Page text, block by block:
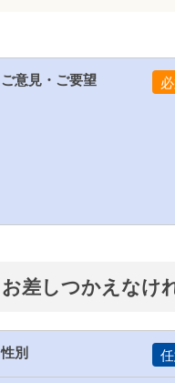
ご意見・ご要望
お差しつかえなけ
性別